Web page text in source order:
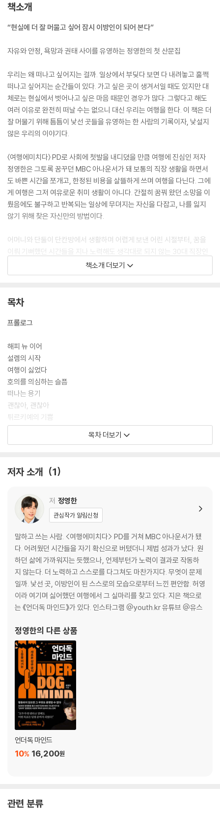
책소개
“현실에 더 잘 머물고 싶어 잠시 이방인이 되어 본다”
자유와 안정, 욕망과 권태 사이를 유영하는 정영한의 첫 산문집
우리는 왜 떠나고 싶어지는 걸까. 일상에서 부딪다 보면 다 내려놓고 훌쩍
떠나고 싶어지는 순간들이 있다. 가고 싶은 곳이 생겨서일 때도 있지만 대
체로는 현실에서 벗어나고 싶은 마음 때문인 경우가 많다. 그렇다고 해도
여러 이유로 완전히 떠날 수는 없으니 대신 우리는 여행을 한다. 이 책은 더
잘 머물기 위해 틈틈이 낯선 곳들을 유영하는 한 사람의 기록이자, 낯설지
않은 우리의 이야기다.
〈여행에미치다〉 PD로 사회에 첫발을 내디뎠을 만큼 여행에 진심인 저자
정영한은 그토록 꿈꾸던 MBC 아나운서가 돼 보통의 직장 생활을 하면서
도 바쁜 시간을 쪼개고, 한정된 비용을 살뜰하게 쓰며 여행을 다닌다. 그에
게 여행은 그저 여유로운 취미 생활이 아니다. 간절히 꿈꿔 왔던 소망을 이
뤘음에도 불구하고 반복되는 일상에 무뎌지는 자신을 다잡고, 나를 잃지
않기 위해 찾은 자신만의 방법이다.
어머니와 단둘이 단칸방에서 생활하며 어렵게 보낸 어린 시절부터, 꿈을
이뤄 기뻐했던 시간들을 지나 노력해도 생각대로 되지 않는 30대 직장인
으로서의 고민까지 솔직하게 털어놓은 그의 이야기들은 여행과 함께라 홀
가분하고, 직접 찍은 장면들이 더해져 더 선연하다. 여행을 거듭하며 낯선
의 전부이듯, 떠나온 만큼의 거리엔 나의 도시가 있다는 사실이다. 낯선 도
주가 있다는 걸 스스로 이방인이 되어 보고서야 비로소 깨달아 간다.
삶이 고단할 때는 한 발짝 떨어져 이방인이 되어 보는 건 어떨까. 여행을 할
때나 여행이 필요할 때, 이 책을 통해 각자의 우주를 떠올릴 수 있길 바라
본다.
책소개 더보기
목차
프롤로그
해피 뉴 이어
설렘의 시작
여행이 싫었다
호의를 의심하는 슬픔
떠나는 용기
괜찮아, 괜찮아
튀르키예의 기쁨
계획 너머의 행복
우연한 행복
달리기
역전극
빈티지와 헤리티지
공기의 냄새
리스본 산책
지난 뒤의 의미
사람, 음식, 행복
여행은 살아 보는 것
아님 말고
끝은 없다
파도에 흘려보내기
꿈꾸듯 포르투
유한해서 소중한 것들
에필로그
목차 더보기
저자 소개 1
저 정영한
관심작가 알림신청
말하고 쓰는 사람. <여행에미치다> PD를 거쳐 MBC 아나운서가 됐
다. 어려웠던 시간들을 자기 확신으로 버텼더니 제법 성과가 났다. 원
하던 삶에 가까워지는 듯했으나, 언제부턴가 노력이 결과로 작동하
지 않는다. 더 노력하고 스스로를 다그쳐도 마찬가지다. 무엇이 문제
일까. 낯선 곳, 이방인이 된 스스로의 모습으로부터 느낀 편안함. 허영
이라 여기며 싫어했던 여행에서 그 실마리를 찾고 있다. 지은 책으로
는 《언더독 마인드》가 있다. 인스타그램 @youth.kr 유튜브 @유스
정영한의 다른 상품
언더독 마인드
16,200원
10%
관련 분류